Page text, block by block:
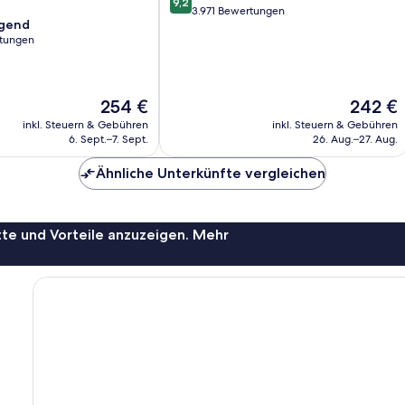
Der
Preis
beträgt
254 €
inkl. Steuern & Gebühren
6. Sept.–7. Sept.
von3.971 Bewertungen
Der
Preis
beträgt
242 €
inkl. Steuern & Gebühren
26. Aug.–27. Aug.
Ähnliche Unterkünfte vergleichen
und Vorteile anzuzeigen. Mehr